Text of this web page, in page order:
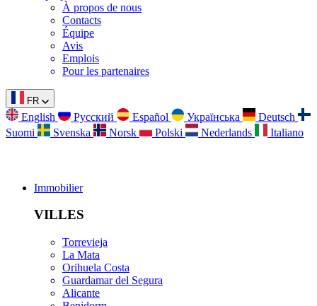
À propos de nous
Contacts
Équipe
Avis
Emplois
Pour les partenaires
FR
English Русский Español Українська
Deutsch
Suomi
Svenska Norsk Polski Nederlands Italiano
Immobilier
VILLES
Torrevieja
La Mata
Orihuela Costa
Guardamar del Segura
Alicante